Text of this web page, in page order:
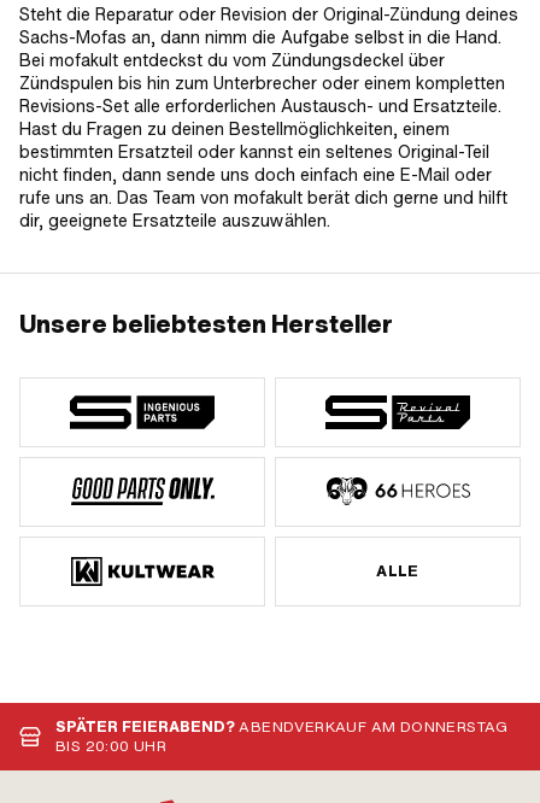
Steht die Reparatur oder Revision der Original-Zündung deines
Sachs-Mofas an, dann nimm die Aufgabe selbst in die Hand.
Bei mofakult entdeckst du vom Zündungsdeckel über
Zündspulen bis hin zum Unterbrecher oder einem kompletten
Revisions-Set alle erforderlichen Austausch- und Ersatzteile.
Hast du Fragen zu deinen Bestellmöglichkeiten, einem
bestimmten Ersatzteil oder kannst ein seltenes Original-Teil
nicht finden, dann sende uns doch einfach eine E-Mail oder
rufe uns an. Das Team von mofakult berät dich gerne und hilft
dir, geeignete Ersatzteile auszuwählen.
Unsere beliebtesten Hersteller
ALLE
SPÄTER FEIERABEND?ABENDVERKAUF AM DONNERSTAG
BIS 20:00 UHR